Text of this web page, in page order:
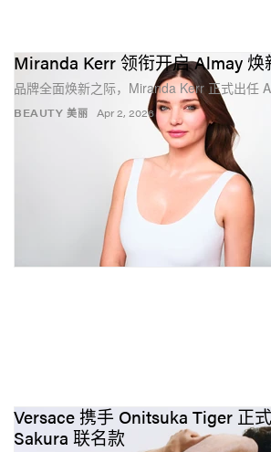
BEAUTY 美丽
Miranda Kerr 领衔开启 Almay 焕
品牌全面焕新之际，Miranda Kerr 正式出任
Apr 2, 2026
Versace 携手 Onitsuka Tiger 正
Sakura 联名款